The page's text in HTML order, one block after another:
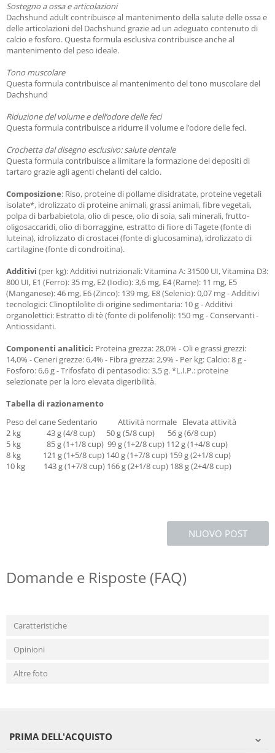
Sostegno a ossa e articolazioni
Dachshund adult contribuisce al mantenimento della salute delle ossa e
delle articolazioni del Dachshund grazie ad un adeguato contenuto di
calcio e fosforo. Questa formula esclusiva contribuisce anche al
mantenimento del peso ideale.
Tono muscolare
Questa formula contribuisce al mantenimento del tono muscolare del
Dachshund
Riduzione del volume e dell’odore delle feci
Questa formula contribuisce a ridurre il volume e l’odore delle feci.
Crochetta dal disegno esclusivo: salute dentale
Questa formula contribuisce a limitare la formazione dei depositi di
tartaro grazie agli agenti chelanti del calcio.
Composizione: Riso, proteine di pollame disidratate, proteine vegetali
isolate*, idrolizzato di proteine animali, grassi animali, fibre vegetali,
polpa di barbabietola, olio di pesce, olio di soia, sali minerali, frutto-
oligosaccaridi, olio di borraggine, estratto di fiore di Tagete (fonte di
luteina), idrolizzato di crostacei (fonte di glucosamina), idrolizzato di
cartilagine (fonte di condroitina).
Additivi (per kg): Additivi nutrizionali: Vitamina A: 31500 UI, Vitamina D3:
800 UI, E1 (Ferro): 35 mg, E2 (Iodio): 3,6 mg, E4 (Rame): 11 mg, E5
(Manganese): 46 mg, E6 (Zinco): 139 mg, E8 (Selenio): 0,07 mg - Additivi
tecnologici: Clinoptilolite di origine sedimentaria: 10 g - Additivi
organolettici: Estratto di tè (fonte di polifenoli): 150 mg - Conservanti -
Antiossidanti.
Componenti analitici: Proteina grezza: 28,0% - Oli e grassi grezzi:
14,0% - Ceneri grezze: 6,4% - Fibra grezza: 2,9% - Per kg: Calcio: 8 g -
Fosforo: 6,6 g - Trifosfato di pentasodio: 3,5 g. *L.I.P.: proteine
selezionate per la loro elevata digeribilità.
Tabella di razionamento
Peso del cane Sedentario Attività normale Elevata attività
2 kg 43 g (4/8 cup) 50 g (5/8 cup) 56 g (6/8 cup)
5 kg 85 g (1+1/8 cup) 99 g (1+2/8 cup) 112 g (1+4/8 cup)
8 kg 121 g (1+5/8 cup) 140 g (1+7/8 cup) 159 g (2+1/8 cup)
10 kg 143 g (1+7/8 cup) 166 g (2+1/8 cup) 188 g (2+4/8 cup)
NUOVO POST
Domande e Risposte (FAQ)
Caratteristiche
Opinioni
Altre foto
PRIMA DELL'ACQUISTO